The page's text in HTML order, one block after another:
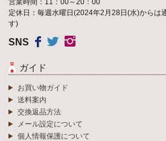
営業時間：11：00～20：00
定休日：毎週水曜日(2024年2月28日(水)からは
す)
SNS
ガイド
お買い物ガイド
送料案内
交換返品方法
メール設定について
個人情報保護について